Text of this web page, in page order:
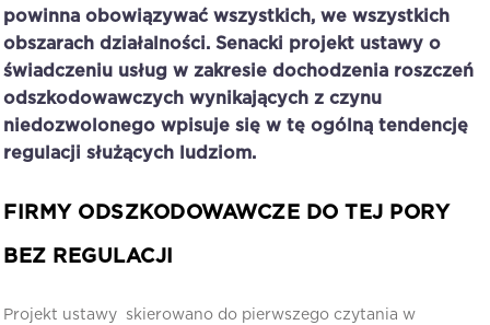
powinna obowiązywać wszystkich, we wszystkich
obszarach działalności. Senacki projekt ustawy o
świadczeniu usług w zakresie dochodzenia roszczeń
odszkodowawczych wynikających z czynu
niedozwolonego wpisuje się w tę ogólną tendencję
regulacji służących ludziom.
FIRMY ODSZKODOWAWCZE DO TEJ PORY
BEZ REGULACJI
Projekt ustawy skierowano do pierwszego czytania w